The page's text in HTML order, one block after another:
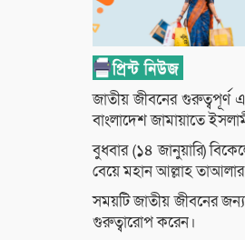
জাতীয় জীবনের গুরুত্বপূর্ণ
বাংলাদেশ জামায়াতে
বুধবার (১৪ জানুয়ারি)
বেয়ে মহান আল্লাহ
সময়টি জাতীয় জীবনের
গুরুত্বারোপ করেন।